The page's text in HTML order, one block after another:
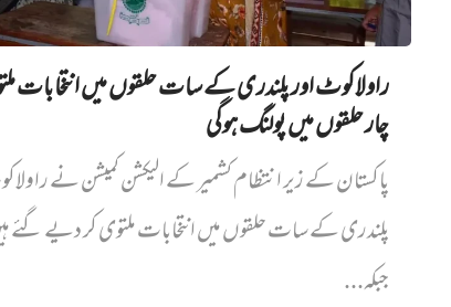
راولاکوٹ اور پلندری کے سات حلقوں میں انتخابات
چار حلقوں میں پولنگ ہوگی
پاکستان کے زیر انتظام کشمیر کے الیکشن کمیشن نے
پلندری کے سات حلقوں میں انتخابات ملتوی کر دیے گئے
جبکہ...